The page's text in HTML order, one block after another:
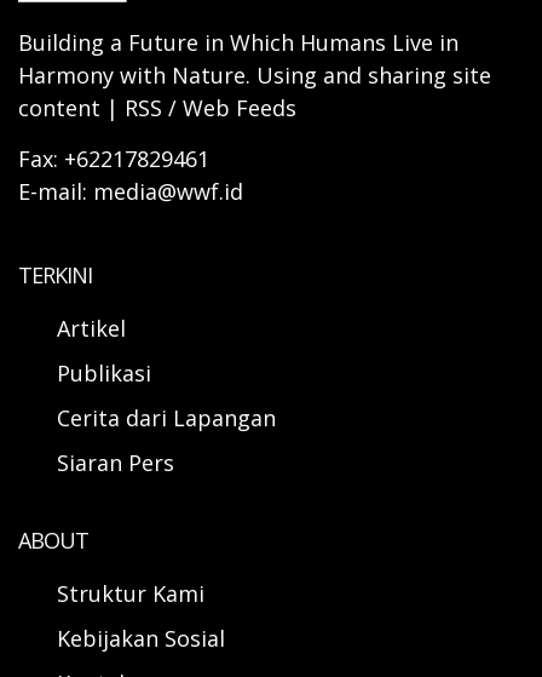
Building a Future in Which Humans Live in
Harmony with Nature. Using and sharing site
content | RSS / Web Feeds
Fax: +62217829461
E-mail: media@wwf.id
TERKINI
Artikel
Publikasi
Cerita dari Lapangan
Siaran Pers
ABOUT
Struktur Kami
Kebijakan Sosial